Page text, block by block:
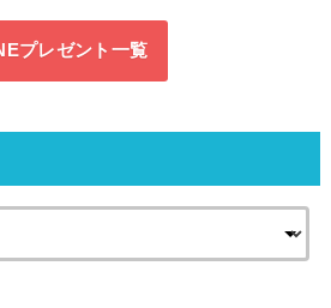
プレゼント一覧